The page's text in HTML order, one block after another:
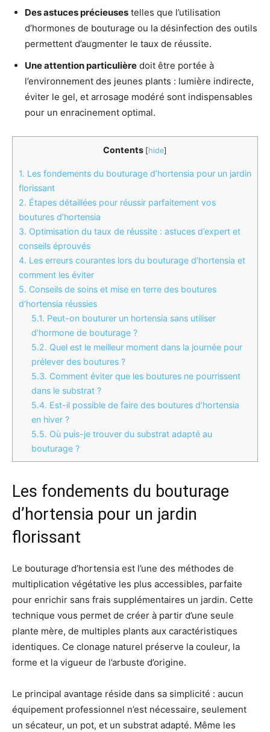
Des astuces précieuses telles que l’utilisation
d’hormones de bouturage ou la désinfection des outils
permettent d’augmenter le taux de réussite.
Une attention particulière doit être portée à
l’environnement des jeunes plants : lumière indirecte,
éviter le gel, et arrosage modéré sont indispensables
pour un enracinement optimal.
Contents [hide]
1. Les fondements du bouturage d’hortensia pour un jardin
florissant
2. Étapes détaillées pour réussir parfaitement vos
boutures d’hortensia
3. Optimisation du taux de réussite : astuces d’expert et
conseils éprouvés
4. Les erreurs courantes lors du bouturage d’hortensia et
comment les éviter
5. Conseils de soins et mise en terre des boutures
d’hortensia réussies
5.1. Peut-on bouturer un hortensia sans utiliser
d’hormone de bouturage ?
5.2. Quel est le meilleur moment dans la journée pour
prélever des boutures ?
5.3. Comment éviter que les boutures ne pourrissent
dans le substrat ?
5.4. Est-il possible de faire des boutures d’hortensia
en hiver ?
5.5. Où puis-je trouver du substrat adapté au
bouturage ?
Les fondements du bouturage
d’hortensia pour un jardin
florissant
Le bouturage d’hortensia est l’une des méthodes de
multiplication végétative les plus accessibles, parfaite
pour enrichir sans frais supplémentaires un jardin. Cette
technique vous permet de créer à partir d’une seule
plante mère, de multiples plants aux caractéristiques
identiques. Ce clonage naturel préserve la couleur, la
forme et la vigueur de l’arbuste d’origine.
Le principal avantage réside dans sa simplicité : aucun
équipement professionnel n’est nécessaire, seulement
un sécateur, un pot, et un substrat adapté. Même les